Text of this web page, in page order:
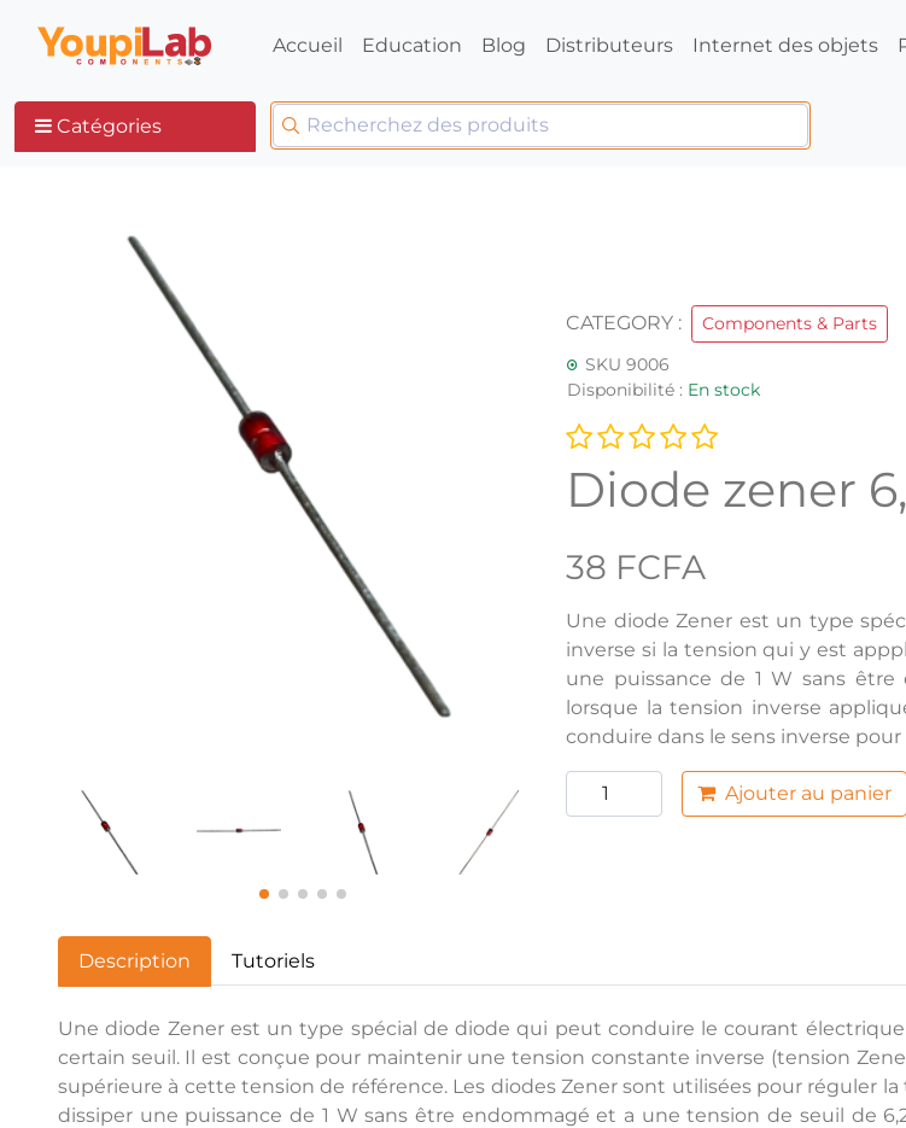
Accueil Education Blog Distributeurs Internet des objets
Catégories
CATEGORY :
Components & Parts
SKU 9006
Disponibilité : En stock
Diode zener
38 FCFA
Une diode Zener est un type
inverse si la tension qui y est
une puissance de 1 W sans
lorsque la tension inverse
conduire dans le sens inverse
Ajouter au panier
Description Tutoriels
Une diode Zener est un type spécial de diode qui peut conduire le courant
certain seuil. Il est conçue pour maintenir une tension constante inverse (tension
supérieure à cette tension de référence. Les diodes Zener sont utilisées pour réguler
dissiper une puissance de 1 W sans être endommagé et a une tension de seuil de